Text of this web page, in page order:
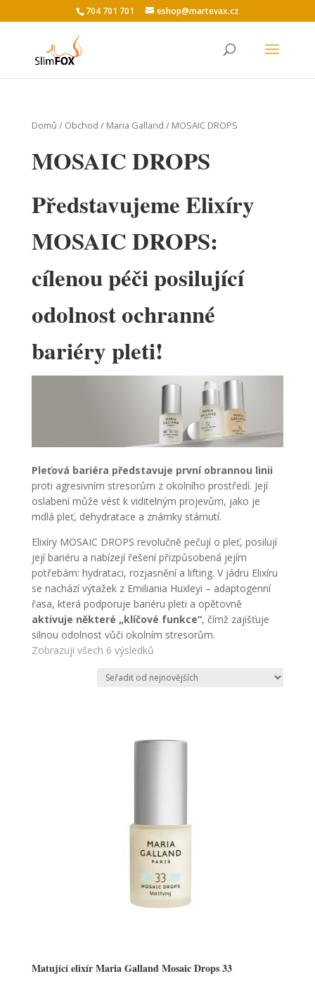
704 701 701 eshop@martevax.cz
Domů / Obchod / Maria Galland / MOSAIC DROPS
MOSAIC DROPS
Představujeme Elixíry
MOSAIC DROPS:
cílenou péči posilující
odolnost ochranné
bariéry pleti!
Pleťová bariéra představuje první obrannou linii
proti agresivním stresorům z okolního prostředí. Její
oslabení může vést k viditelným projevům, jako je
mdlá pleť, dehydratace a známky stárnutí.
Elixíry MOSAIC DROPS revolučně pečují o pleť, posilují
její bariéru a nabízejí řešení přizpůsobená jejím
potřebám: hydrataci, rozjasnění a lifting. V jádru Elixíru
se nachází výtažek z Emiliania Huxleyi – adaptogenní
řasa, která podporuje bariéru pleti a opětovně
aktivuje některé „klíčové funkce“, čímž zajišťuje
silnou odolnost vůči okolním stresorům.
Zobrazuji všech 6 výsledků
Matující elixír Maria Galland Mosaic Drops 33